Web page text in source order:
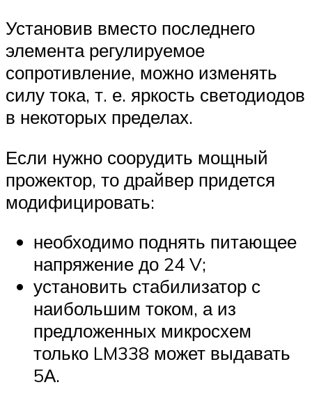
Установив вместо последнего
элемента регулируемое
сопротивление, можно изменять
силу тока, т. е. яркость светодиодов
в некоторых пределах.
Если нужно соорудить мощный
прожектор, то драйвер придется
модифицировать:
необходимо поднять питающее
напряжение до 24 V;
установить стабилизатор с
наибольшим током, а из
предложенных микросхем
только LM338 может выдавать
5А.